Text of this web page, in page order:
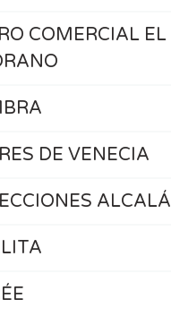
COMERCIAL EL
DE VENECIA
ALCALÁ